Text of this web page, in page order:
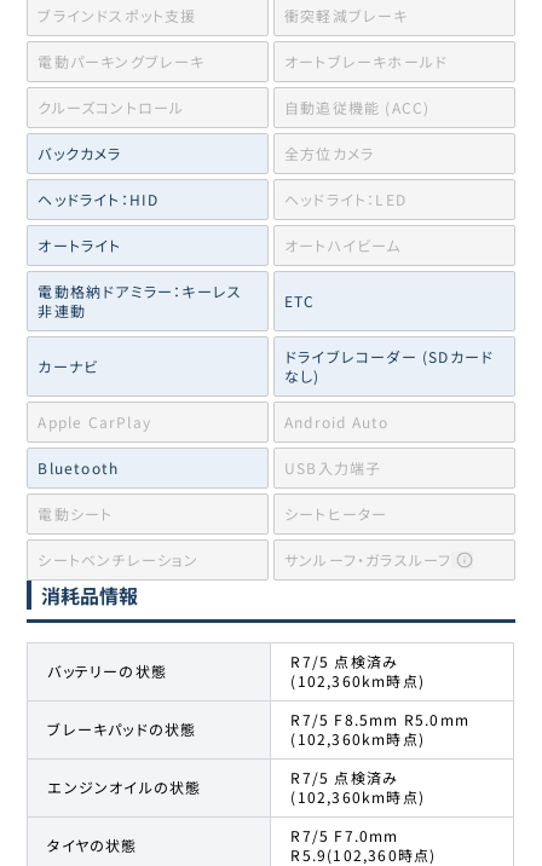
ブラインドスポット支援 衝突軽減ブレーキ
電動パーキングブレーキ オートブレーキホールド
クルーズコントロール 自動追従機能 (ACC)
バックカメラ 全方位カメラ
ヘッドライト：HID ヘッドライト：LED
オートライト オートハイビーム
電動格納ドアミラー：キーレス
非連動
ETC
カーナビ
ドライブレコーダー (SDカード
なし)
Apple CarPlay Android Auto
Bluetooth USB入力端子
電動シート シートヒーター
シートベンチレーション サンルーフ・ガラスルーフ
消耗品情報
バッテリーの状態
R7/5 点検済み
(102,360km時点)
ブレーキパッドの状態
R7/5 F8.5mm R5.0mm
(102,360km時点)
エンジンオイルの状態
R7/5 点検済み
(102,360km時点)
タイヤの状態
R7/5 F7.0mm
R5.9(102,360時点)